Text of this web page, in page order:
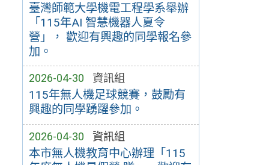
臺灣師範大學機電工程學系舉辦
「115年AI 智慧機器人夏令
營」， 歡迎有興趣的同學報名參
加。
2026-04-30 資訊組
115年無人機足球競賽，鼓勵有
興趣的同學踴躍參加。
2026-04-30 資訊組
本市無人機教育中心辦理「115